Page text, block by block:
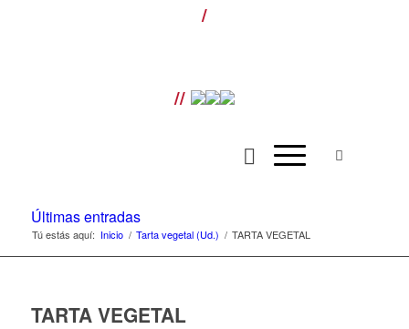
/
//
Últimas entradas
Tú estás aquí: Inicio / Tarta vegetal (Ud.) / TARTA VEGETAL
TARTA VEGETAL